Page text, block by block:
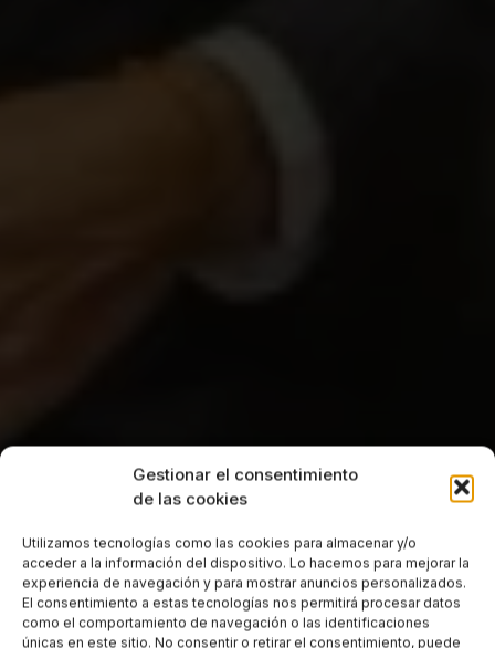
Gestionar el consentimiento
de las cookies
Utilizamos tecnologías como las cookies para almacenar y/o
acceder a la información del dispositivo. Lo hacemos para mejorar la
experiencia de navegación y para mostrar anuncios personalizados.
El consentimiento a estas tecnologías nos permitirá procesar datos
como el comportamiento de navegación o las identificaciones
únicas en este sitio. No consentir o retirar el consentimiento, puede